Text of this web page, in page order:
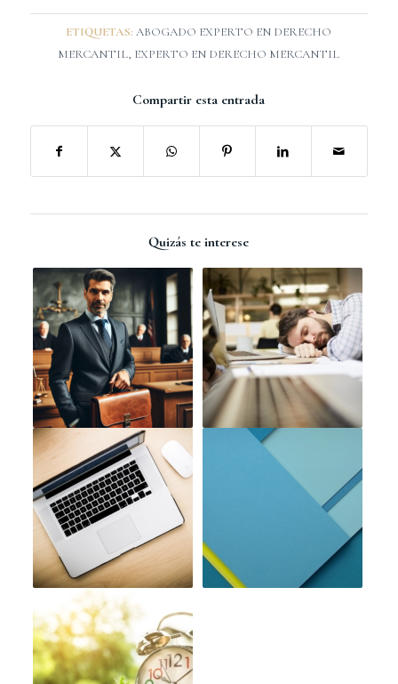
ETIQUETAS: ABOGADO EXPERTO EN DERECHO
MERCANTIL, EXPERTO EN DERECHO MERCANTIL
Compartir esta entrada
Quizás te interese